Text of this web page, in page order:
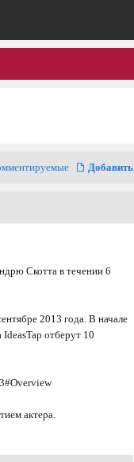
Добавить
Скотта в течении 6
2013 года. В начале
отберут 10
актера.